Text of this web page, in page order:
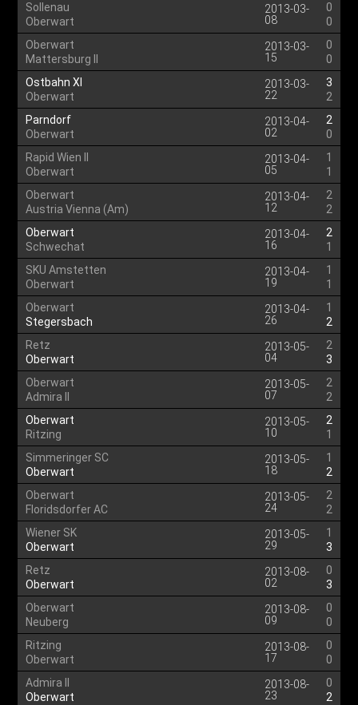
Sollenau
Oberwart
2013-03-
08
0
0
Oberwart
Mattersburg II
2013-03-
15
0
0
Ostbahn XI
Oberwart
2013-03-
22
3
2
Parndorf
Oberwart
2013-04-
02
2
0
Rapid Wien II
Oberwart
2013-04-
05
1
1
Oberwart
Austria Vienna (Am)
2013-04-
12
2
2
Oberwart
Schwechat
2013-04-
16
2
1
SKU Amstetten
Oberwart
2013-04-
19
1
1
Oberwart
Stegersbach
2013-04-
26
1
2
Retz
Oberwart
2013-05-
04
2
3
Oberwart
Admira II
2013-05-
07
2
2
Oberwart
Ritzing
2013-05-
10
2
1
Simmeringer SC
Oberwart
2013-05-
18
1
2
Oberwart
Floridsdorfer AC
2013-05-
24
2
2
Wiener SK
Oberwart
2013-05-
29
1
3
Retz
Oberwart
2013-08-
02
0
3
Oberwart
Neuberg
2013-08-
09
0
0
Ritzing
Oberwart
2013-08-
17
0
0
Admira II
Oberwart
2013-08-
23
0
2